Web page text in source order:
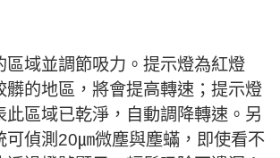
區域並調節吸力。提示燈為紅燈
髒的地區，將會提高轉速；提示燈
此區域已乾淨，自動調降轉速。另
可偵測20㎛微塵與塵蟎，即使看不